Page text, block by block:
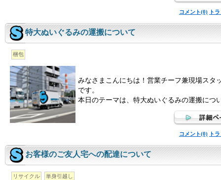
コメント(0) ト
特大ぬいぐるみの運搬について
梱包
みなさまこんにちは！営業チーフ兼現場スタ
です。
本日のテーマは、特大ぬいぐるみの運搬につ
コメント(0) ト
お客様のご友人宅への配達について
リサイクル 単身引越し